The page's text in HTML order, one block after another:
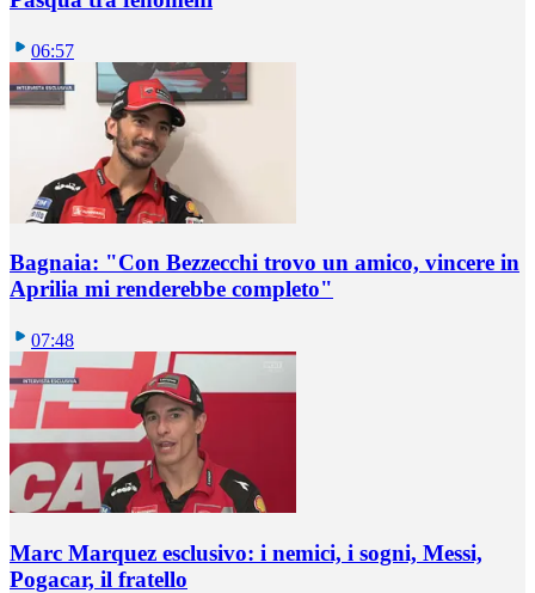
06:57
Bagnaia: "Con Bezzecchi trovo un amico, vincere in
Aprilia mi renderebbe completo"
07:48
Marc Marquez esclusivo: i nemici, i sogni, Messi,
Pogacar, il fratello